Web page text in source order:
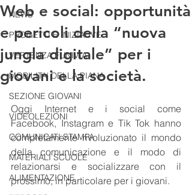
NEWS
PROGETTI E INIZIATIVE
VERTENZA FUNIVIA
MOBILITA' DELLA PIANA
SEZIONE GIOVANI
VIDEOLEZIONI
COMUNICATI STAMPA
MATERIALI SCUOLE
ALIMENTAZIONE
Web e social: opportunità
e pericoli della “nuova
jungla digitale” per i
giovani e la società.
Oggi Internet e i social come
Facebook, Instagram e Tik Tok hanno
completamente rivoluzionato il mondo
della comunicazione e il modo di
relazionarsi e socializzare con il
prossimo, in particolare per i giovani.